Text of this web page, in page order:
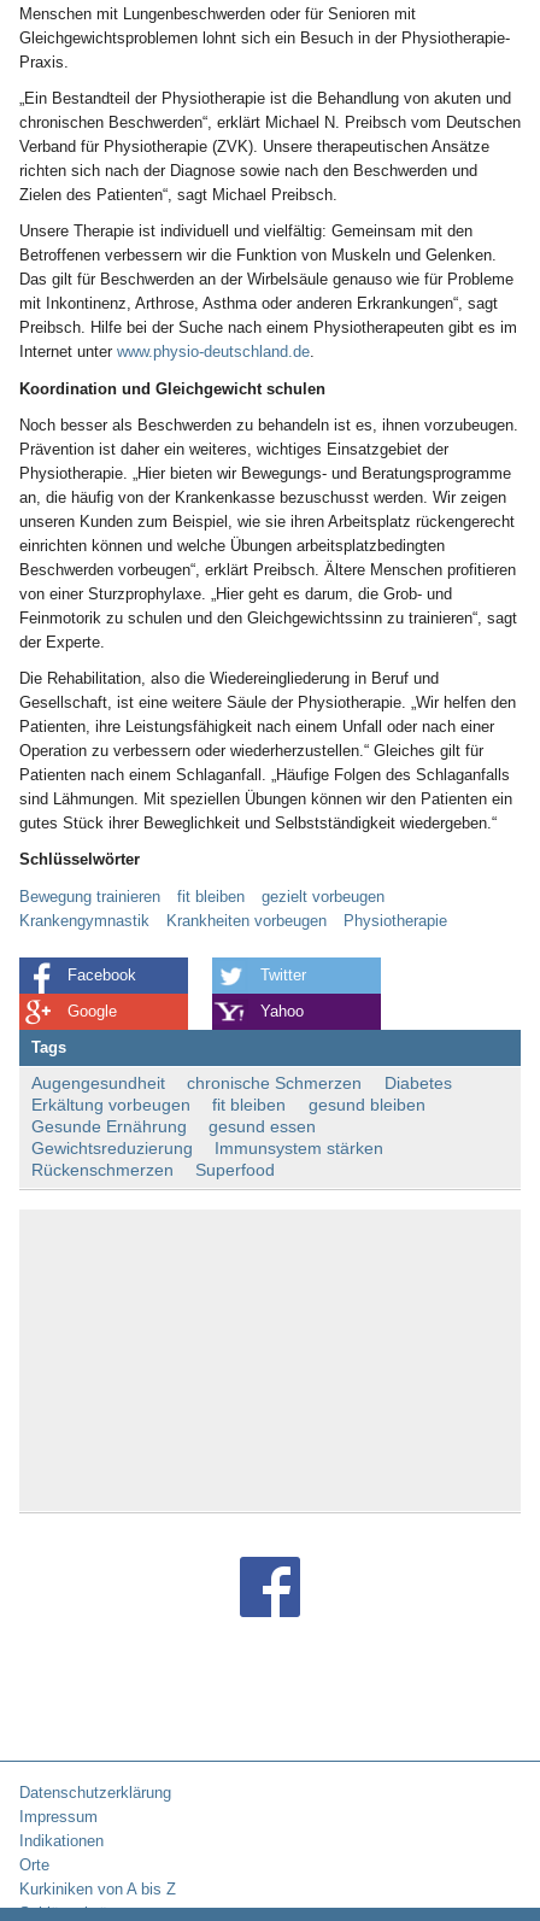
Menschen mit Lungenbeschwerden oder für Senioren mit
Gleichgewichtsproblemen lohnt sich ein Besuch in der Physiotherapie-
Praxis.
„Ein Bestandteil der Physiotherapie ist die Behandlung von akuten und
chronischen Beschwerden“, erklärt Michael N. Preibsch vom Deutschen
Verband für Physiotherapie (ZVK). Unsere therapeutischen Ansätze
richten sich nach der Diagnose sowie nach den Beschwerden und
Zielen des Patienten“, sagt Michael Preibsch.
Unsere Therapie ist individuell und vielfältig: Gemeinsam mit den
Betroffenen verbessern wir die Funktion von Muskeln und Gelenken.
Das gilt für Beschwerden an der Wirbelsäule genauso wie für Probleme
mit Inkontinenz, Arthrose, Asthma oder anderen Erkrankungen“, sagt
Preibsch. Hilfe bei der Suche nach einem Physiotherapeuten gibt es im
Internet unter www.physio-deutschland.de.
Koordination und Gleichgewicht schulen
Noch besser als Beschwerden zu behandeln ist es, ihnen vorzubeugen.
Prävention ist daher ein weiteres, wichtiges Einsatzgebiet der
Physiotherapie. „Hier bieten wir Bewegungs- und Beratungsprogramme
an, die häufig von der Krankenkasse bezuschusst werden. Wir zeigen
unseren Kunden zum Beispiel, wie sie ihren Arbeitsplatz rückengerecht
einrichten können und welche Übungen arbeitsplatzbedingten
Beschwerden vorbeugen“, erklärt Preibsch. Ältere Menschen profitieren
von einer Sturzprophylaxe. „Hier geht es darum, die Grob- und
Feinmotorik zu schulen und den Gleichgewichtssinn zu trainieren“, sagt
der Experte.
Die Rehabilitation, also die Wiedereingliederung in Beruf und
Gesellschaft, ist eine weitere Säule der Physiotherapie. „Wir helfen den
Patienten, ihre Leistungsfähigkeit nach einem Unfall oder nach einer
Operation zu verbessern oder wiederherzustellen.“ Gleiches gilt für
Patienten nach einem Schlaganfall. „Häufige Folgen des Schlaganfalls
sind Lähmungen. Mit speziellen Übungen können wir den Patienten ein
gutes Stück ihrer Beweglichkeit und Selbstständigkeit wiedergeben.“
Schlüsselwörter
Bewegung trainieren fit bleiben
gezielt vorbeugen
Krankengymnastik
Krankheiten vorbeugen Physiotherapie
Facebook
Twitter
Google
Yahoo
Tags
Augengesundheit chronische Schmerzen
Diabetes
Erkältung vorbeugen
fit bleiben
gesund bleiben
Gesunde Ernährung
gesund essen
Gewichtsreduzierung
Immunsystem stärken
Rückenschmerzen
Superfood
Datenschutzerklärung
Impressum
Indikationen
Orte
Kurkiniken von A bis Z
Schlüsselwörter